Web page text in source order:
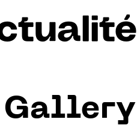
Gallery